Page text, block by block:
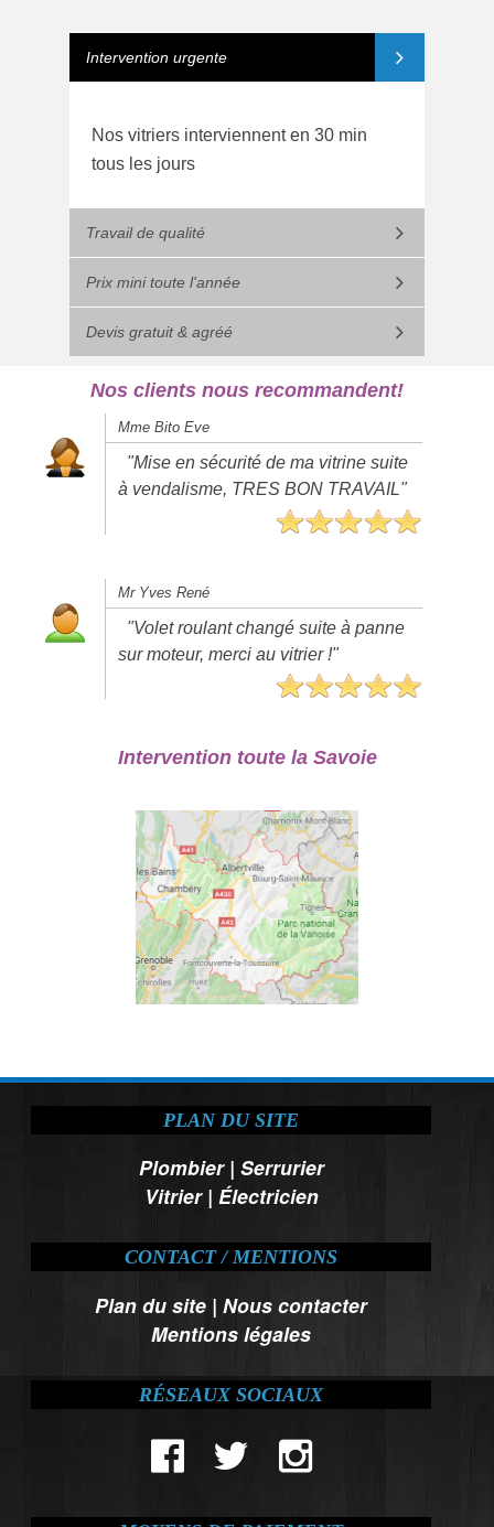
Intervention urgente
Nos vitriers interviennent en 30 min
tous les jours
Travail de qualité
Prix mini toute l'année
Devis gratuit & agréé
Nos clients nous recommandent!
Mme Bito Eve
"Mise en sécurité de ma vitrine suite
à vendalisme, TRES BON TRAVAIL"
Mr Yves René
"Volet roulant changé suite à panne
sur moteur, merci au vitrier !"
Intervention toute la Savoie
PLAN DU SITE
Plombier| Serrurier
Vitrier| Électricien
CONTACT / MENTIONS
Plan du site |Nous contacter
Mentions légales
RÉSEAUX SOCIAUX